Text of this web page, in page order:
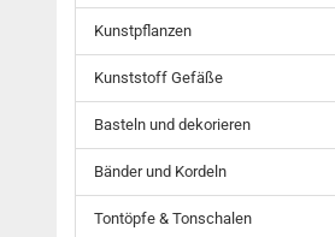
Kunstpflanzen
Kunststoff Gefäße
Basteln und dekorieren
Bänder und Kordeln
Tontöpfe & Tonschalen